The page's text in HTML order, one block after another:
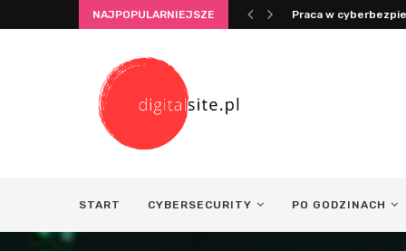
NAJPOPULARNIEJSZE Integracja życia i
START CYBERSECURITY PO GODZINACH